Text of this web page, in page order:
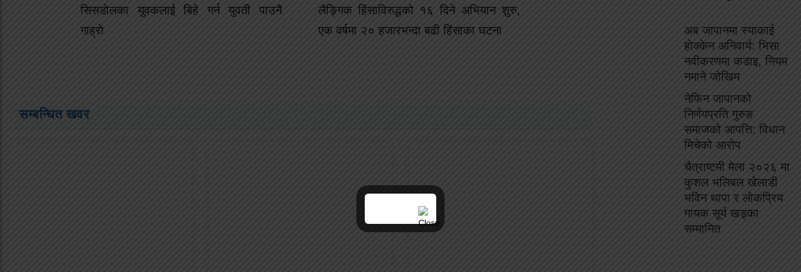
सिसडाेलका युवकलाई बिहे गर्न युवती पाउनै
गाह्राे
लैङ्गिक हिंसाविरुद्धको १६ दिने अभियान शुरु,
एक वर्षमा २० हजारभन्दा बढी हिंसाका घटना
सम्बन्धित खवर
अब जापानमा स्याकाई
होक्केन अनिवार्य: भिसा
नवीकरणमा कडाइ, नियम
नमाने जोखिम
नेफिन जापानको
निर्णयप्रति गुरुङ
समाजको आपत्ति: विधान
मिचेको आरोप
चैत्राष्टमी मेला २०२६ मा
कुशल भलिबल खेलाडी
भविन थापा र लोकप्रिय
गायक सूर्य खड्का
सम्मानित